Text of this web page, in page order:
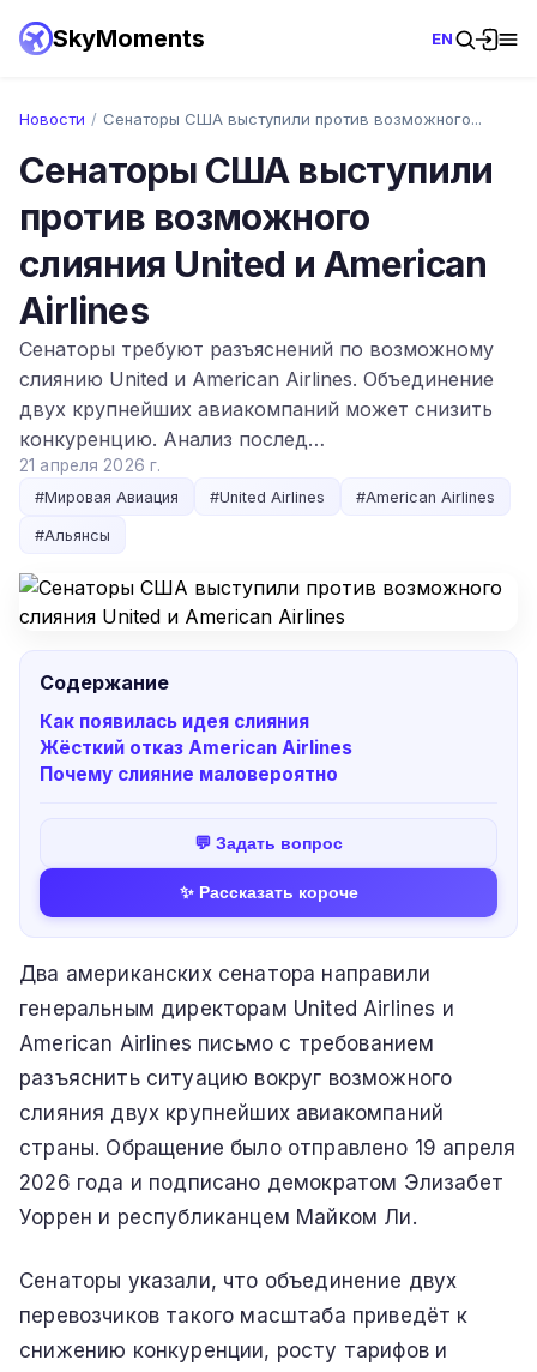
SkyMoments EN
Новости / Сенаторы США выступили против возможного...
Сенаторы США выступили
против возможного
слияния United и American
Airlines
Сенаторы требуют разъяснений по возможному
слиянию United и American Airlines. Объединение
двух крупнейших авиакомпаний может снизить
конкуренцию. Анализ послед…
21 апреля 2026 г.
#Мировая Авиация #United Airlines #American Airlines
#Альянсы
Содержание
Как появилась идея слияния
Жёсткий отказ American Airlines
Почему слияние маловероятно
💬 Задать вопрос
✨ Рассказать короче
Два американских сенатора направили
генеральным директорам United Airlines и
American Airlines письмо с требованием
разъяснить ситуацию вокруг возможного
слияния двух крупнейших авиакомпаний
страны. Обращение было отправлено 19 апреля
2026 года и подписано демократом Элизабет
Уоррен и республиканцем Майком Ли.
Сенаторы указали, что объединение двух
перевозчиков такого масштаба приведёт к
снижению конкуренции, росту тарифов и